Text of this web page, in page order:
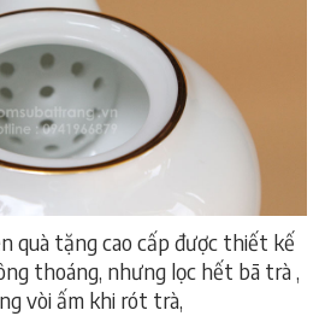
quà tặng cao cấp được thiết kế
thoáng, nhưng lọc hết bã trà ,
vòi ấm khi rót trà,